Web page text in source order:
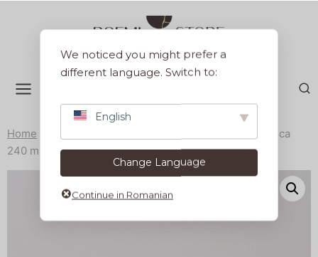
Home
Ceasca
240 ml Pistachio
We noticed you might prefer a
different language. Switch to:
English
Change Language
Continue in Romanian